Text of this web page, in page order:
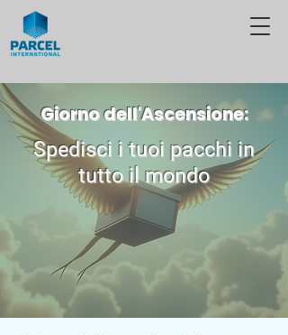
Giorno dell'Ascensione:
Spedisci i tuoi pacchi in
tutto il mondo